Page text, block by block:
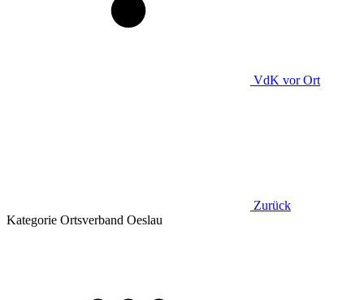
VdK vor Ort
Zurück
Kategorie Ortsverband Oeslau